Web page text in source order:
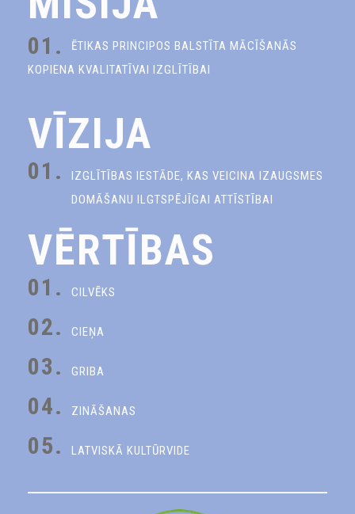
01.
ĒTIKAS PRINCIPOS BALSTĪTA MĀCĪŠANĀS
KOPIENA KVALITATĪVAI IZGLĪTĪBAI
VĪZIJA
01.
IZGLĪTĪBAS IESTĀDE, KAS VEICINA IZAUGSMES
DOMĀŠANU ILGTSPĒJĪGAI ATTĪSTĪBAI
VĒRTĪBAS
01. CILVĒKS
02. CIEŅA
03. GRIBA
04. ZINĀŠANAS
05. LATVISKĀ KULTŪRVIDE